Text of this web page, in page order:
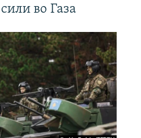
во Газа